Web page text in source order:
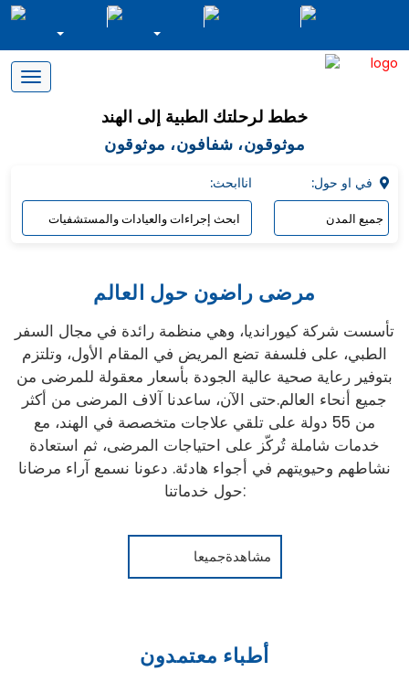
Toggle
خطط لرحلتك الطبية إلى الهند
موثوقون، شفافون، موثوقون
:اناابحث
مرضى راضون حول العالم
تأسست شركة كيورانديا، وهي منظمة رائدة في مجال السفر
الطبي، على فلسفة تضع المريض في المقام الأول، وتلتزم
بتوفير رعاية صحية عالية الجودة بأسعار معقولة للمرضى من
جميع أنحاء العالم.حتى الآن، ساعدنا آلاف المرضى من أكثر
من 55 دولة على تلقي علاجات متخصصة في الهند، مع
خدمات شاملة تُركّز على احتياجات المرضى، ثم استعادة
نشاطهم وحيويتهم في أجواء هادئة. دعونا نسمع آراء مرضانا
حول خدماتنا:
مشاهدةجميعا
أطباء معتمدون